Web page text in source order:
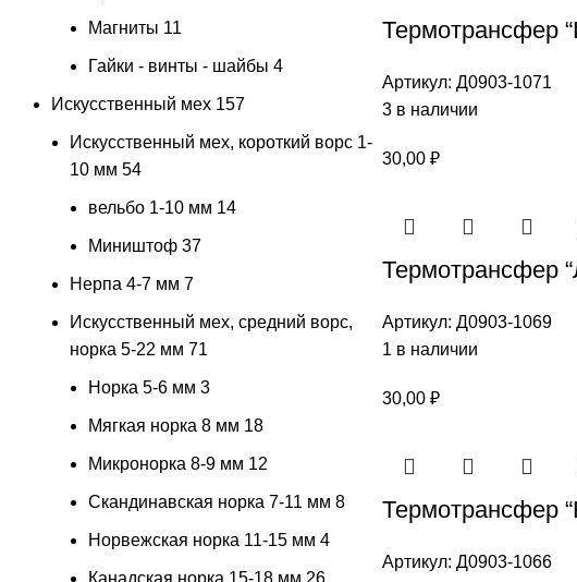
Термотрансфер
Артикул: Д0903-1071
3 в наличии
30,00 ₽
Термотрансфер
Артикул: Д0903-1069
1 в наличии
30,00 ₽
Термотрансфер
Артикул: Д0903-1066
Магниты 11
Гайки - винты - шайбы 4
Искусственный мех 157
Искусственный мех, короткий ворс 1-
10 мм 54
вельбо 1-10 мм 14
Миништоф 37
Нерпа 4-7 мм 7
Искусственный мех, средний ворс,
норка 5-22 мм 71
Норка 5-6 мм 3
Мягкая норка 8 мм 18
Микронорка 8-9 мм 12
Скандинавская норка 7-11 мм 8
Норвежская норка 11-15 мм 4
Канадская норка 15-18 мм 26